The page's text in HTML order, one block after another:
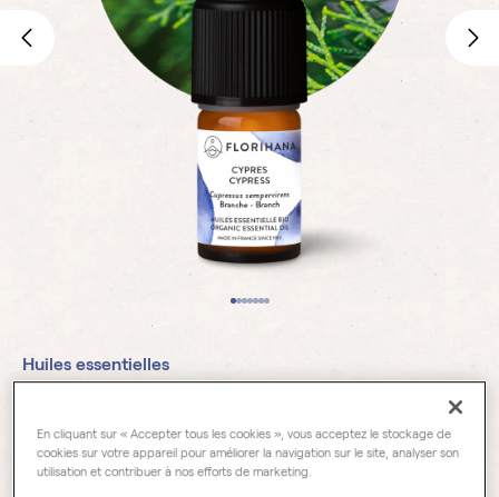
Huiles essentielles
78 avis
En cliquant sur « Accepter tous les cookies », vous acceptez le stockage de
cookies sur votre appareil pour améliorer la navigation sur le site, analyser son
utilisation et contribuer à nos efforts de marketing.